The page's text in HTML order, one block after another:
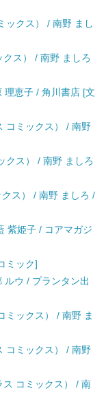
ックス） / 南野 まし
ス） / 南野 ましろ
理恵子 / 角川書店 [文
コミックス） / 南野
クス） / 南野 ましろ
ス） / 南野 ましろ /
紫姫子 / コアマガジ
ミック]
ルウ / プランタン出
ミックス） / 南野 ま
コミックス） / 南野
ス コミックス） / 南